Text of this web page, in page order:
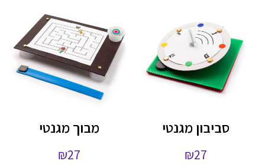
סביבון מגנטי
₪27
מבוך מגנטי
₪27